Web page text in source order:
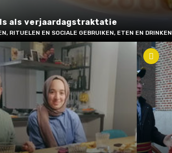
als verjaardagstraktatie
RITUELEN EN SOCIALE GEBRUIKEN, ETEN EN DRINKEN